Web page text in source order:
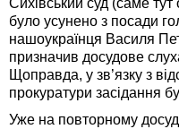
Сихівський суд (саме
було усунено з посади
нашоукраїнця Василя
призначив досудове
Щоправда, у зв’язку з
прокуратури засідання
Уже на повторному